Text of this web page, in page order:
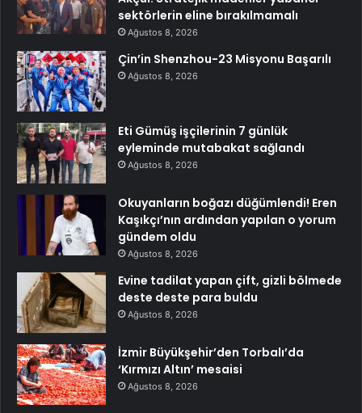
sektörlerin eline bırakılmamalı
Ağustos 8, 2026
Çin’in Shenzhou-23 Misyonu Başarılı
Ağustos 8, 2026
Eti Gümüş işçilerinin 7 günlük
eyleminde mutabakat sağlandı
Ağustos 8, 2026
Okuyanların boğazı düğümlendi! Eren
Kaşıkçı’nın ardından yapılan o yorum
gündem oldu
Ağustos 8, 2026
Evine tadilat yapan çift, gizli bölmede
deste deste para buldu
Ağustos 8, 2026
İzmir Büyükşehir’den Torbalı’da
‘Kırmızı Altın’ mesaisi
Ağustos 8, 2026